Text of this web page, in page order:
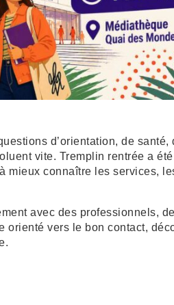
d’orientation, de santé,
vite. Tremplin rentrée a
mieux connaître les services,
avec des professionnels,
orienté vers le bon contact,